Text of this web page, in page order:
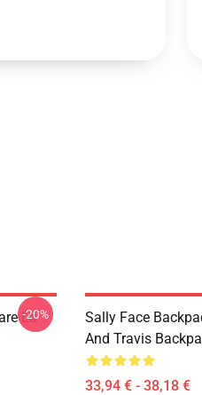
La
-20%
Sally Face
And Travis
33,94 € - 38,18 €